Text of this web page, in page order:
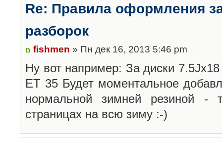
Re: Правила оформления
разборок
fishmen » Пн дек 16, 2013 5:46 pm
Ну вот например: За диски
ET 35 Будет моментальное
нормальной зимней резиной
страницах на всю зиму :-)